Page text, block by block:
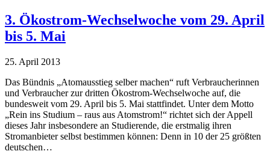
3. Ökostrom-Wechselwoche vom 29. April
bis 5. Mai
25. April 2013
Das Bündnis „Atomausstieg selber machen“ ruft Verbraucherinnen
und Verbraucher zur dritten Ökostrom-Wechselwoche auf, die
bundesweit vom 29. April bis 5. Mai stattfindet. Unter dem Motto
„Rein ins Studium – raus aus Atomstrom!“ richtet sich der Appell
dieses Jahr insbesondere an Studierende, die erstmalig ihren
Stromanbieter selbst bestimmen können: Denn in 10 der 25 größten
deutschen…